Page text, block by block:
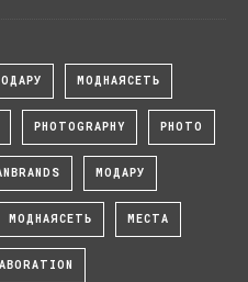
МОДНАЯСЕТЬ
PHOTOGRAPHY PHOTO
МОДАРУ
МОДНАЯСЕТЬ МЕСТА